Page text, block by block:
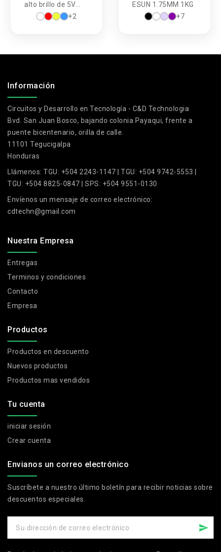
alto brillo de 5V
1.5W con cable
+2
ESUN 1.75MM 1KG
+7
Información
Circuitos y Desarrollo en Tecnología - C&D Technologia
Bvd. San Juan Bosco, bajando colonia Payaqui, frente a
puente bicentenario, orilla de calle.
11101 Tegucigalpa
Honduras
Llámenos: TGU: +504 2243-1147 | TGU: +504 9742-5553 |
TGU: +504 8825-0847 | SPS: +504 9551-0130
Envíenos un mensaje de correo electrónico:
cdtechn@gmail.com
Nuestra Empresa
Entregas
Terminos y condiciones
Contacto
Empresa
Productos
Productos en descuento
Nuevos productos
Productos mas vendidos
Tu cuenta
iniciar sesión
Crear cuenta
Envianos un correo electrónico
Suscríbete a nuestro último boletín para recibir noticias sobre
descuentos especiales.